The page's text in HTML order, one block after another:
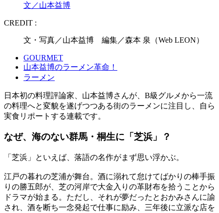
文／山本益博
CREDIT :
文・写真／山本益博 編集／森本 泉（Web LEON）
GOURMET
山本益博のラーメン革命！
ラーメン
日本初の料理評論家、山本益博さんが、B級グルメから一流
の料理へと変貌を遂げつつある街のラーメンに注目し、自ら
実食リポートする連載です。
なぜ、海のない群馬・桐生に「芝浜」？
「芝浜」といえば、落語の名作がまず思い浮かぶ。
江戸の暮れの芝浦が舞台。酒に溺れて怠けてばかりの棒手振
りの勝五郎が、芝の河岸で大金入りの革財布を拾うことから
ドラマが始まる。ただし、それが夢だったとおかみさんに諭
され、酒を断ち一念発起で仕事に励み、三年後に立派な店を